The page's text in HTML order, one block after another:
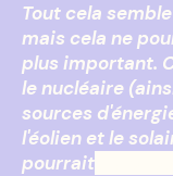
Tout cela
mais cela ne
plus important.
le nucléaire
sources
l'éolien et le
pourrait